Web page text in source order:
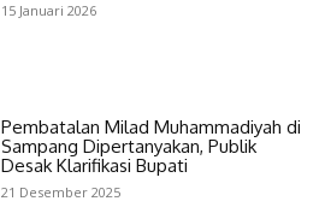
15 Januari 2026
Pembatalan Milad Muhammadiyah di
Sampang Dipertanyakan, Publik
Desak Klarifikasi Bupati
21 Desember 2025